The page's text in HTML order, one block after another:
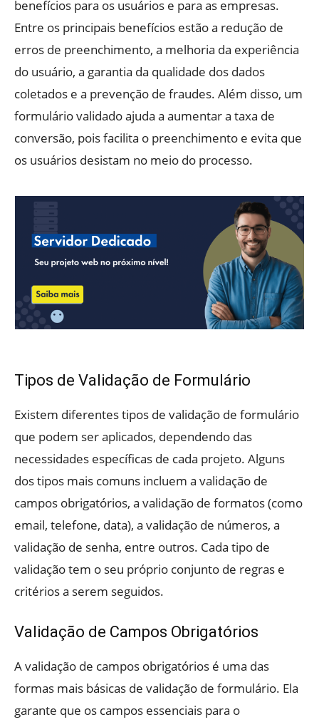
benefícios para os usuários e para as empresas.
Entre os principais benefícios estão a redução de
erros de preenchimento, a melhoria da experiência
do usuário, a garantia da qualidade dos dados
coletados e a prevenção de fraudes. Além disso, um
formulário validado ajuda a aumentar a taxa de
conversão, pois facilita o preenchimento e evita que
os usuários desistam no meio do processo.
Tipos de Validação de Formulário
Existem diferentes tipos de validação de formulário
que podem ser aplicados, dependendo das
necessidades específicas de cada projeto. Alguns
dos tipos mais comuns incluem a validação de
campos obrigatórios, a validação de formatos (como
email, telefone, data), a validação de números, a
validação de senha, entre outros. Cada tipo de
validação tem o seu próprio conjunto de regras e
critérios a serem seguidos.
Validação de Campos Obrigatórios
A validação de campos obrigatórios é uma das
formas mais básicas de validação de formulário. Ela
garante que os campos essenciais para o